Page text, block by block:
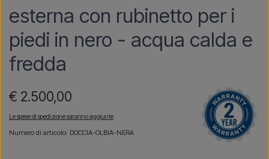
esterna con rubinetto per i
piedi in nero - acqua calda e
fredda
€ 2.500,00
Le spese di spedizione saranno aggiunte
Numero di articolo: DOCCIA-OLBIA-NERA